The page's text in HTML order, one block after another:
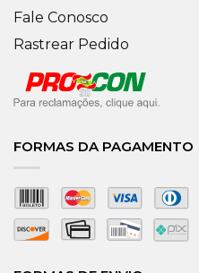
Fale Conosco
Rastrear Pedido
FORMAS DA PAGAMENTO